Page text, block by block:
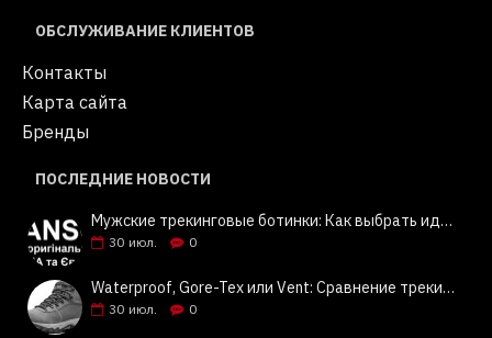
ОБСЛУЖИВАНИЕ КЛИЕНТОВ
Контакты
Карта сайта
Бренды
ПОСЛЕДНИЕ НОВОСТИ
Мужские трекинговые ботинки: Как выбрать идеальную пару? Советы и обзор Columbia, Keen, Merrell | Jeansok
30 июл. 0
Waterproof, Gore-Tex или Vent: Сравнение трекинговой обуви Columbia, Keen, Merrell | Jeansok
30 июл. 0